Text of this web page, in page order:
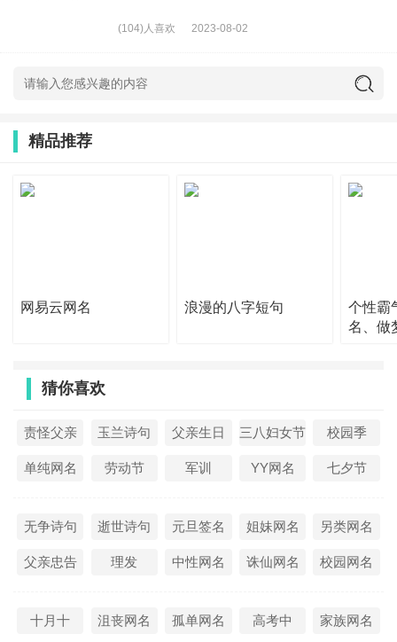
32、→鱚箛煩嚻
34、夢安
35、尔旋。
39、◥◣索鯖zんΘυ☆
42、心心有脾氣re*。
43、哭泣诠释演绎の伤痛
44、一世欢颜
46、穿梭在愛與恨的競技場
47、橘凉
49、心虚难耐
(104)人喜欢 2023-08-02
精品推荐
网易云网名 浪漫的八字短句
个性霸
名、做
猜你喜欢
责怪父亲 玉兰诗句 父亲生日 三八妇女节 校园季
单纯网名 劳动节 军训 YY网名 七夕节
无争诗句 逝世诗句 元旦签名 姐妹网名 另类网名
父亲忠告 理发 中性网名 诛仙网名 校园网名
十月十 沮丧网名 孤单网名 高考中 家族网名